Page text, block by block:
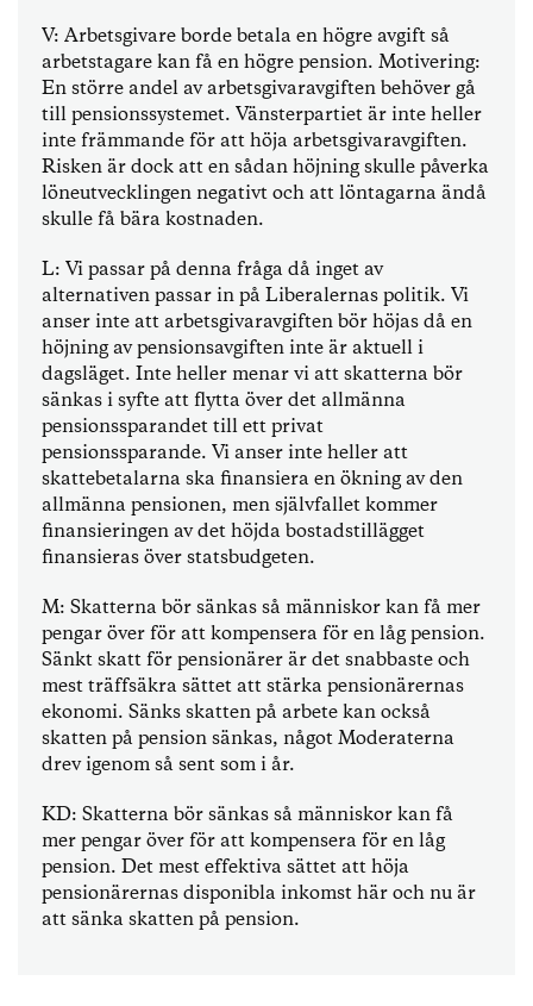
V: Arbetsgivare borde betala en högre avgift så
arbetstagare kan få en högre pension. Motivering:
En större andel av arbetsgivaravgiften behöver gå
till pensionssystemet. Vänsterpartiet är inte heller
inte främmande för att höja arbetsgivaravgiften.
Risken är dock att en sådan höjning skulle påverka
löneutvecklingen negativt och att löntagarna ändå
skulle få bära kostnaden.
L: Vi passar på denna fråga då inget av
alternativen passar in på Liberalernas politik. Vi
anser inte att arbetsgivaravgiften bör höjas då en
höjning av pensionsavgiften inte är aktuell i
dagsläget. Inte heller menar vi att skatterna bör
sänkas i syfte att flytta över det allmänna
pensionssparandet till ett privat
pensionssparande. Vi anser inte heller att
skattebetalarna ska finansiera en ökning av den
allmänna pensionen, men självfallet kommer
finansieringen av det höjda bostadstillägget
finansieras över statsbudgeten.
M: Skatterna bör sänkas så människor kan få mer
pengar över för att kompensera för en låg pension.
Sänkt skatt för pensionärer är det snabbaste och
mest träffsäkra sättet att stärka pensionärernas
ekonomi. Sänks skatten på arbete kan också
skatten på pension sänkas, något Moderaterna
drev igenom så sent som i år.
KD: Skatterna bör sänkas så människor kan få
mer pengar över för att kompensera för en låg
pension. Det mest effektiva sättet att höja
pensionärernas disponibla inkomst här och nu är
att sänka skatten på pension.